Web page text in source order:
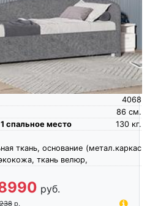
4068
см.
86
спальное место
кг.
130
ткань, основание (метал.каркас
ткань велюр,
руб.
р.